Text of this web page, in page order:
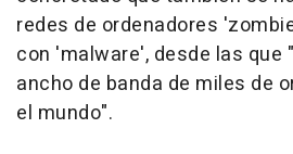
redes de ordenadores
con 'malware', desde las que
ancho de banda de miles de
el mundo".